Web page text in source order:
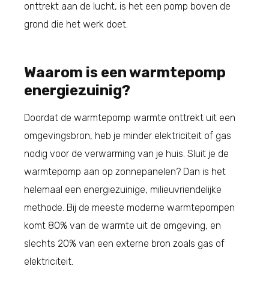
onttrekt aan de lucht, is het een pomp boven de
grond die het werk doet.
Waarom is een warmtepomp
energiezuinig?
Doordat de warmtepomp warmte onttrekt uit een
omgevingsbron, heb je minder elektriciteit of gas
nodig voor de verwarming van je huis. Sluit je de
warmtepomp aan op zonnepanelen? Dan is het
helemaal een energiezuinige, milieuvriendelijke
methode. Bij de meeste moderne warmtepompen
komt 80% van de warmte uit de omgeving, en
slechts 20% van een externe bron zoals gas of
elektriciteit.